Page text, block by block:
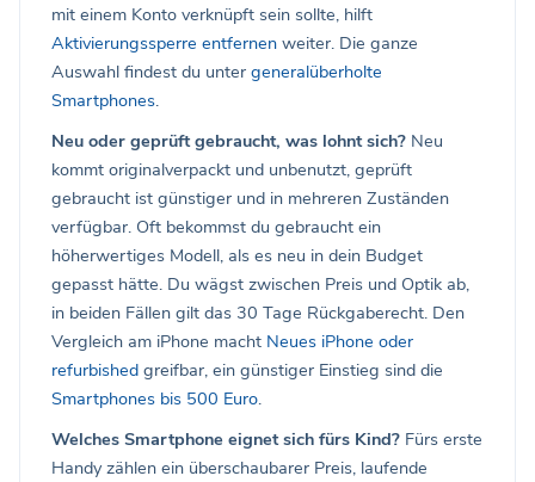
mit einem Konto verknüpft sein sollte, hilft
Aktivierungssperre entfernen weiter. Die ganze
Auswahl findest du unter generalüberholte
Smartphones.
Neu oder geprüft gebraucht, was lohnt sich? Neu
kommt originalverpackt und unbenutzt, geprüft
gebraucht ist günstiger und in mehreren Zuständen
verfügbar. Oft bekommst du gebraucht ein
höherwertiges Modell, als es neu in dein Budget
gepasst hätte. Du wägst zwischen Preis und Optik ab,
in beiden Fällen gilt das 30 Tage Rückgaberecht. Den
Vergleich am iPhone macht Neues iPhone oder
refurbished greifbar, ein günstiger Einstieg sind die
Smartphones bis 500 Euro.
Welches Smartphone eignet sich fürs Kind? Fürs erste
Handy zählen ein überschaubarer Preis, laufende